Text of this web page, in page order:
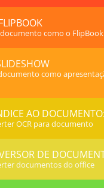
como o FlipBook
como
AO DOCUMENTO:
OCR para documento
DE
documentos do office